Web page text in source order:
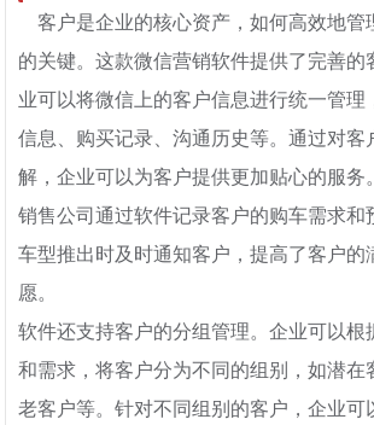
客户是企业的核心资产，如何高效地管
的关键。这款微信营销软件提供了完善的
业可以将微信上的客户信息进行统一管理
信息、购买记录、沟通历史等。通过对客
解，企业可以为客户提供更加贴心的服务
销售公司通过软件记录客户的购车需求和
车型推出时及时通知客户，提高了客户的
愿。
软件还支持客户的分组管理。企业可以根
和需求，将客户分为不同的组别，如潜在
老客户等。针对不同组别的客户，企业可